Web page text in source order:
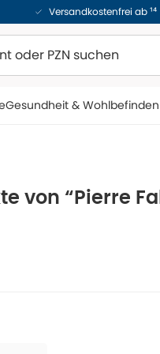
Versandkostenfrei ab ¹⁴
Gesundheit & Wohlbefinden
von “Pierre